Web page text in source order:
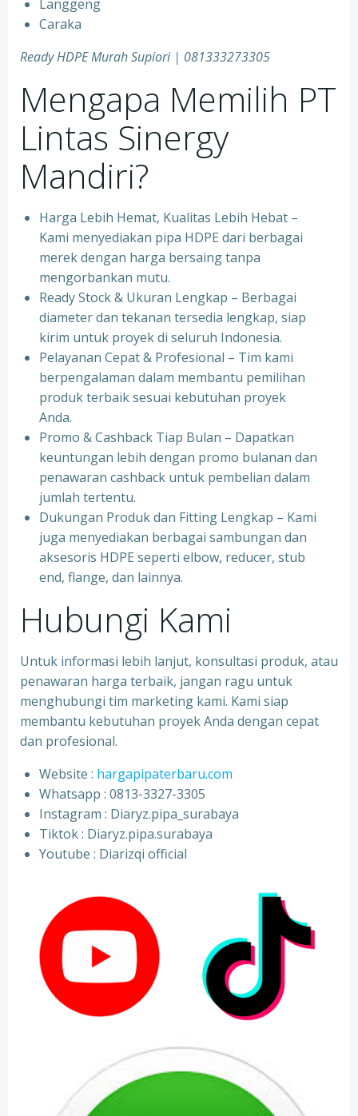
Langgeng
Caraka
Ready HDPE Murah Supiori | 081333273305
Mengapa Memilih PT
Lintas Sinergy
Mandiri?
Harga Lebih Hemat, Kualitas Lebih Hebat –
Kami menyediakan pipa HDPE dari berbagai
merek dengan harga bersaing tanpa
mengorbankan mutu.
Ready Stock & Ukuran Lengkap – Berbagai
diameter dan tekanan tersedia lengkap, siap
kirim untuk proyek di seluruh Indonesia.
Pelayanan Cepat & Profesional – Tim kami
berpengalaman dalam membantu pemilihan
produk terbaik sesuai kebutuhan proyek
Anda.
Promo & Cashback Tiap Bulan – Dapatkan
keuntungan lebih dengan promo bulanan dan
penawaran cashback untuk pembelian dalam
jumlah tertentu.
Dukungan Produk dan Fitting Lengkap – Kami
juga menyediakan berbagai sambungan dan
aksesoris HDPE seperti elbow, reducer, stub
end, flange, dan lainnya.
Hubungi Kami
Untuk informasi lebih lanjut, konsultasi produk, atau
penawaran harga terbaik, jangan ragu untuk
menghubungi tim marketing kami. Kami siap
membantu kebutuhan proyek Anda dengan cepat
dan profesional.
Website : hargapipaterbaru.com
Whatsapp : 0813-3327-3305
⁠Instagram : Diaryz.pipa_surabaya
⁠Tiktok : Diaryz.pipa.surabaya
⁠Youtube : Diarizqi official